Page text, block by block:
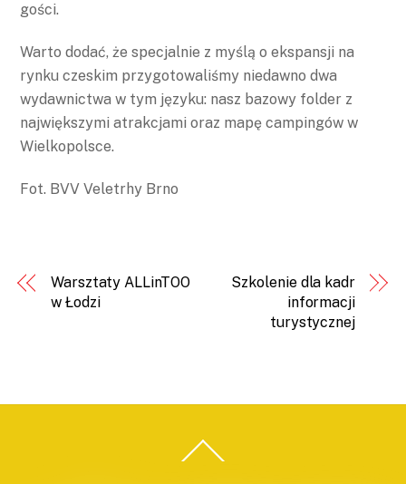
gości.
Warto dodać, że specjalnie z myślą o ekspansji na
rynku czeskim przygotowaliśmy niedawno dwa
wydawnictwa w tym języku: nasz bazowy folder z
największymi atrakcjami oraz mapę campingów w
Wielkopolsce.
Fot. BVV Veletrhy Brno
Warsztaty ALLinTOO
w Łodzi
Szkolenie dla kadr
informacji
turystycznej